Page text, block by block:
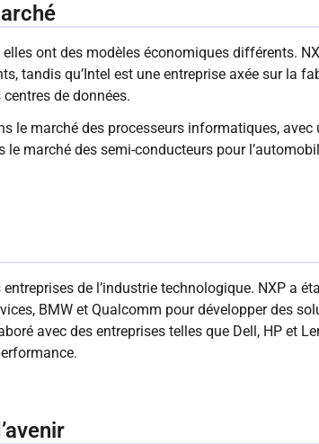
ont des modèles économiques différents.
tandis qu’Intel est une entreprise axée sur la
de données.
le marché des processeurs informatiques, avec
le marché des semi-conducteurs pour
de l’industrie technologique. NXP a
BMW et Qualcomm pour développer des
avec des entreprises telles que Dell, HP et